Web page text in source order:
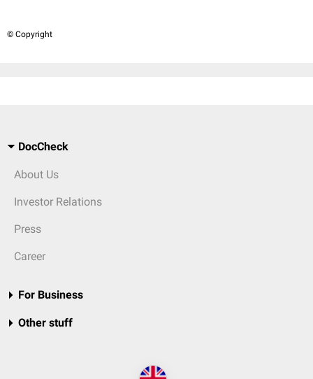
© Copyright
DocCheck
About Us
Investor Relations
Press
Career
For Business
Other stuff